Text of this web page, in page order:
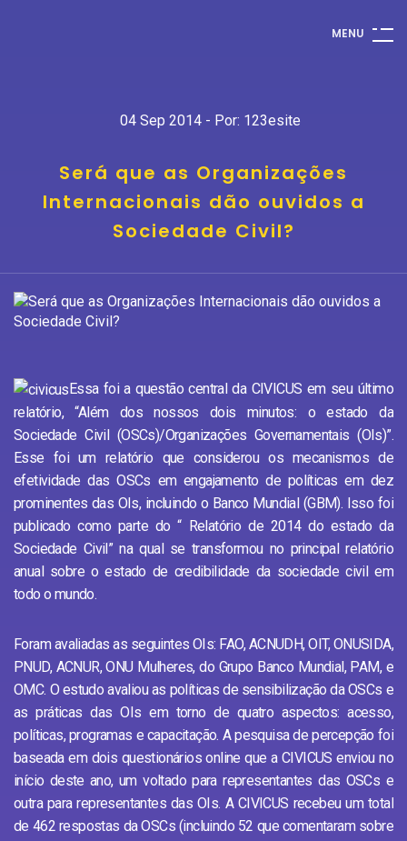
MENU
04 Sep 2014 - Por: 123esite
Será que as Organizações
Internacionais dão ouvidos a
Sociedade Civil?
Essa foi a questão central da CIVICUS em seu último
relatório, “Além dos nossos dois minutos: o estado da
Sociedade Civil (OSCs)/Organizações Governamentais (OIs)”.
Esse foi um relatório que considerou os mecanismos de
efetividade das OSCs em engajamento de políticas em dez
prominentes das OIs, incluindo o Banco Mundial (GBM). Isso foi
publicado como parte do “ Relatório de 2014 do estado da
Sociedade Civil” na qual se transformou no principal relatório
anual sobre o estado de credibilidade da sociedade civil em
todo o mundo.
Foram avaliadas as seguintes OIs: FAO, ACNUDH, OIT, ONUSIDA,
PNUD, ACNUR, ONU Mulheres, do Grupo Banco Mundial, PAM, e
OMC. O estudo avaliou as políticas de sensibilização da OSCs e
as práticas das OIs em torno de quatro aspectos: acesso,
políticas, programas e capacitação. A pesquisa de percepção foi
baseada em dois questionários online que a CIVICUS enviou no
início deste ano, um voltado para representantes das OSCs e
outra para representantes das OIs. A CIVICUS recebeu um total
de 462 respostas da OSCs (incluindo 52 que comentaram sobre